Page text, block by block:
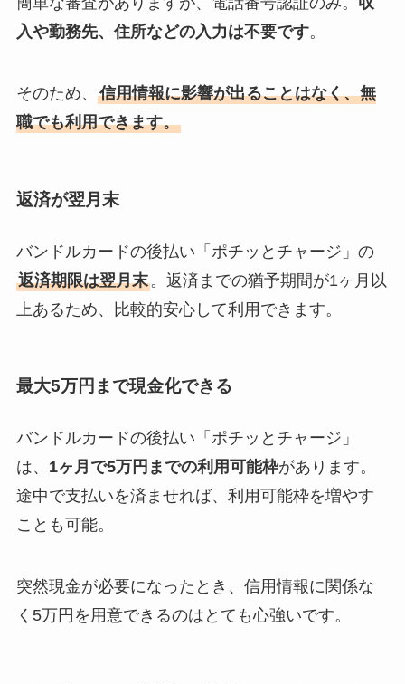
入や勤務先、住所などの入力は不要です。
そのため、 信用情報に影響が出ることはなく、無
職でも利用できます。
返済が翌月末
バンドルカードの後払い「ポチッとチャージ」の
返済期限は翌月末。返済までの猶予期間が1ヶ月以
上あるため、比較的安心して利用できます。
最大5万円まで現金化できる
バンドルカードの後払い「ポチッとチャージ」
は、 1ヶ月で5万円までの利用可能枠があります。
途中で支払いを済ませれば、利用可能枠を増やす
ことも可能。
突然現金が必要になったとき、信用情報に関係な
く5万円を用意できるのはとても心強いです。